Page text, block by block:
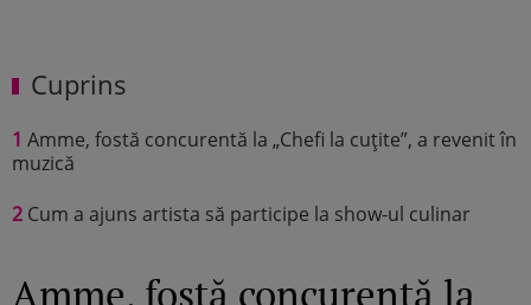
Cuprins
1 Amme, fostă concurentă la „Chefi la cuțite”, a revenit în
muzică
2 Cum a ajuns artista să participe la show-ul culinar
Amme, fostă concurentă la